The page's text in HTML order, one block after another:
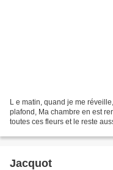
L e matin, quand je me
plafond, Ma chambre en est
toutes ces fleurs et le reste
Jacquot